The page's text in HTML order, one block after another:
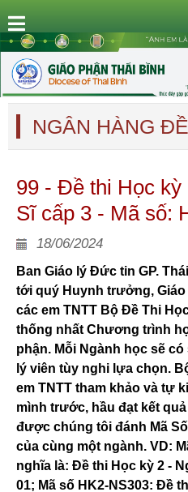
NGÂN HÀNG
99 - Đề thi Học
Sĩ cấp 3 - Mã số:
18/06/2024
Ban Giáo lý Đức tin GP.
tới quý Huynh trưởng,
các em TNTT Bộ Đề Thi
thống nhất Chương trình
phận. Mỗi Ngành học sẽ
lý viên tùy nghi lựa chọn.
em TNTT tham khảo và tự
mình trước, hầu đạt kết
được chúng tôi đánh Mã
của cùng một ngành. VD:
nghĩa là: Đề thi Học kỳ 2 -
01; Mã số HK2-NS303: Đề